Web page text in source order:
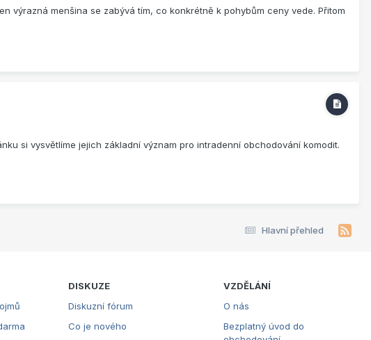
výrazná menšina se zabývá tím, co konkrétně k pohybům ceny vede. Přitom
si vysvětlíme jejich základní význam pro intradenní obchodování komodit.
Hlavní přehled
DISKUZE
Diskuzní fórum
Co je nového
VZDĚLÁNÍ
O nás
Bezplatný úvod do